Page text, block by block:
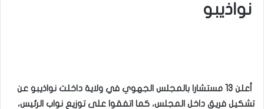
نواذيبو
أعلن 13 مستشارا بالمجلس الجهوي في ولاية داخلت نواذيبو عن
تشكيل فريق داخل المجلس، كما اتفقوا على توزيع نواب الرئيس،